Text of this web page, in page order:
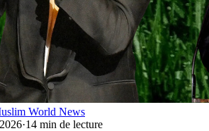
World News
·14 min de lecture